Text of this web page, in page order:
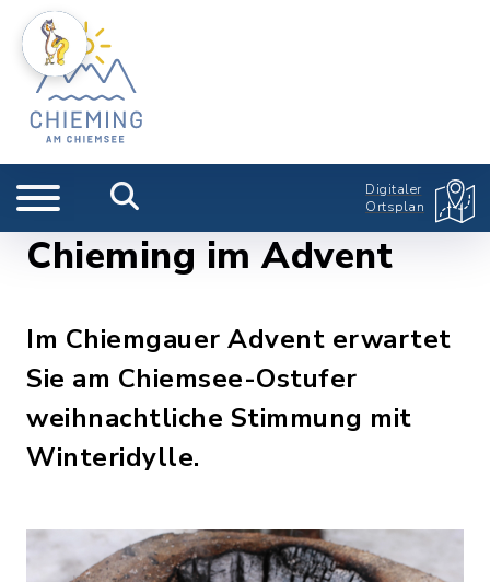
Digitaler
Ortsplan
Chieming im Advent
Im Chiemgauer Advent erwartet
Sie am Chiemsee-Ostufer
weihnachtliche Stimmung mit
Winteridylle.